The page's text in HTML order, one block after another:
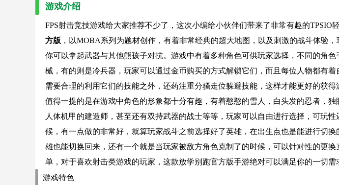
游戏介绍
FPS射击竞技游戏给大家推荐不少了，这次小编给小伙伴们带来了非常有趣的TPSIO
方版 ，以MOBA系列为题材创作，有着非常经典的超大地图，以及刺激的战斗体验
你可以拿起武器与其他熊孩子对抗。游戏中有着多种角色可供玩家选择，不同的角
械，有的则是冷兵器，玩家可以通过金币购买的方式解锁它们，而且每位人物都有
需要合理的利用它们的技能之外，还药注重分骚走位躲避技能，这样才能更好的获得
值得一提的是在游戏中角色的形象都十分有趣，有着憨憨的雪人，白头发的忍者，
人体机甲的建造师，甚至还有双持武器的战士等等，玩家可以自由进行选择，可玩
候，有一点做的非常好，就算玩家战斗之前选择好了英雄，在出生点也是能进行切
雄也能切换回来，还有一个就是当玩家被敌方角色克制了的时候，可以针对性的更
单，对于喜欢射击类游戏的玩家，这款放学别跑官方版手游绝对可以满足你的一切需
游戏特色